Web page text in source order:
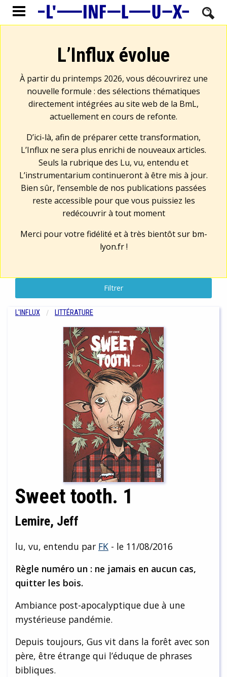
L’Influx évolue
À partir du printemps 2026, vous découvrirez une
nouvelle formule : des sélections thématiques
directement intégrées au site web de la BmL,
actuellement en cours de refonte.
D’ici-là, afin de préparer cette transformation,
L’Influx ne sera plus enrichi de nouveaux articles.
Seuls la rubrique des Lu, vu, entendu et
L’instrumentarium continueront à être mis à jour.
Bien sûr, l’ensemble de nos publications passées
reste accessible pour que vous puissiez les
redécouvrir à tout moment
Merci pour votre fidélité et à très bientôt sur bm-
lyon.fr!
Filtrer
L'INFLUX LITTÉRATURE
Sweet tooth. 1
Lemire, Jeff
lu, vu, entendu par FK - le 11/08/2016
Règle numéro un : ne jamais en aucun cas,
quitter les bois.
Ambiance post-apocalyptique due à une
mystérieuse pandémie.
Depuis toujours, Gus vit dans la forêt avec son
père, être étrange qui l’éduque de phrases
bibliques.